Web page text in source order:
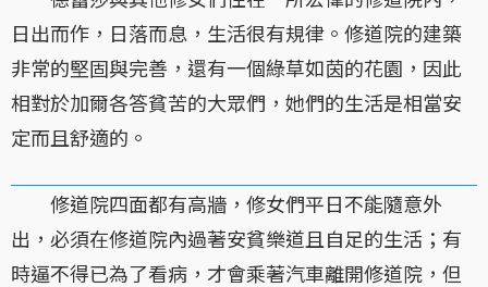
日出而作，日落而息，生活很有規律。修道院的建築
非常的堅固與完善，還有一個綠草如茵的花園，因此
相對於加爾各答貧苦的大眾們，她們的生活是相當安
定而且舒適的。
修道院四面都有高牆，修女們平日不能隨意外
出，必須在修道院內過著安貧樂道且自足的生活；有
時逼不得已為了看病，才會乘著汽車離開修道院，但